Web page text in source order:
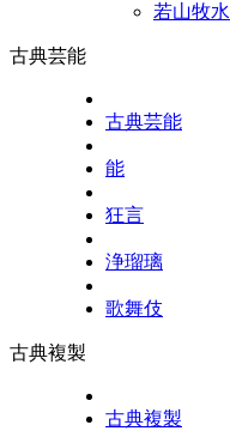
若山牧水
古典芸能
古典芸能
能
狂言
浄瑠璃
歌舞伎
古典複製
古典複製